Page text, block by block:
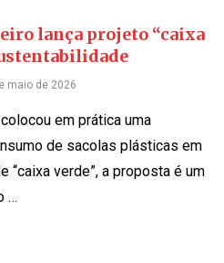
lança projeto “caixa
maio de 2026
em prática uma
de sacolas plásticas em
“caixa verde”, a proposta é um
…